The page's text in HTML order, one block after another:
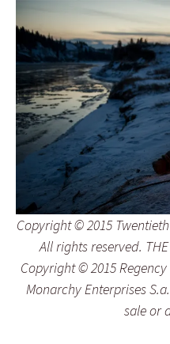
Copyright © 2015
All rights reserved.
Copyright © 2015
Monarchy Enterprises
sale or